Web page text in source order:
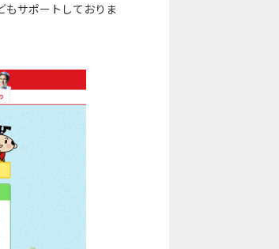
もサポートしておりま